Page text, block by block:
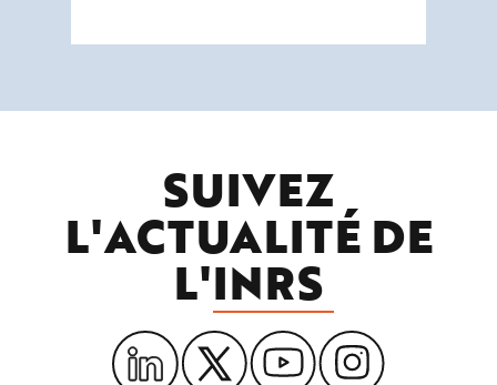
SUIVEZ
L'ACTUALITÉ DE
L'INRS